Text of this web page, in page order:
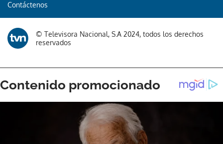
Contáctenos
© Televisora Nacional, S.A 2024, todos los derechos
reservados